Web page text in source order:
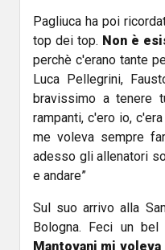
Pagliuca ha poi
top dei top. Non è
perchè c'erano tante
Luca Pellegrini,
bravissimo a tenere
rampanti, c'ero io, c'era
me voleva sempre
adesso gli allenatori
e andare”
Sul suo arrivo alla
Bologna. Feci un
Mantovani mi